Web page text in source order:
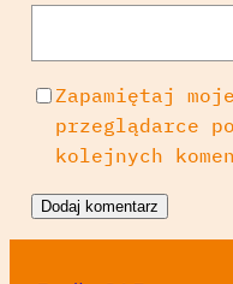
Zapamiętaj
przeglądarce
kolejnych